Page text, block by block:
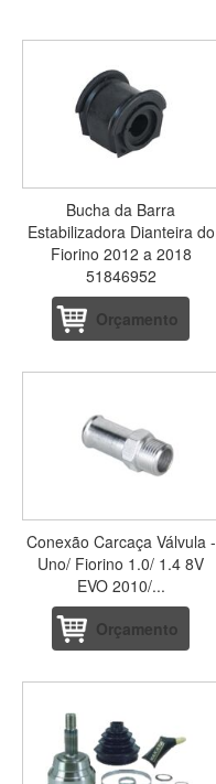
Bucha da Barra
Estabilizadora Dianteira do
Fiorino 2012 a 2018
51846952
Orçamento
Conexão Carcaça Válvula -
Uno/ Fiorino 1.0/ 1.4 8V
EVO 2010/...
Orçamento